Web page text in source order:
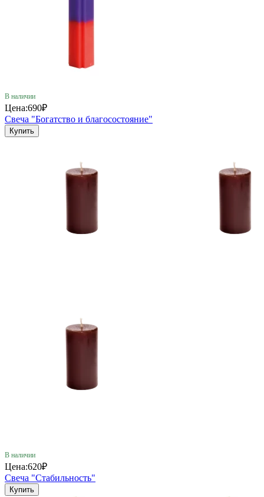
В наличии
Цена:690₽
Cвеча "Богатство и благосостояние"
Купить
В наличии
Цена:620₽
Свеча "Стабильность"
Купить